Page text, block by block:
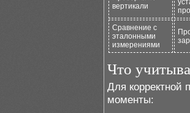
вертикали
Сравнение с
эталонными
измерениями
Что
Для корректной
моменты: